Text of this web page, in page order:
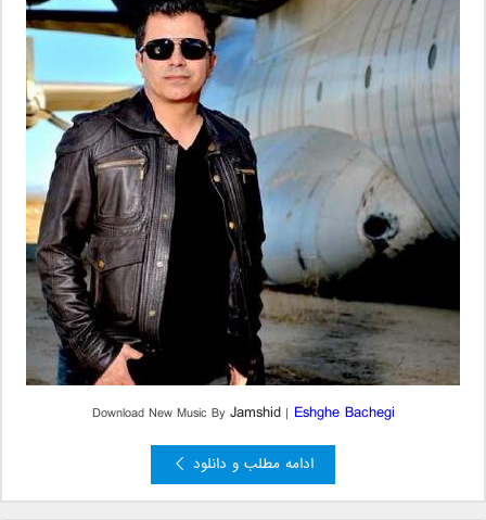
Download New Music ByJamshid | Eshghe Bachegi
ادامه مطلب و دانلود